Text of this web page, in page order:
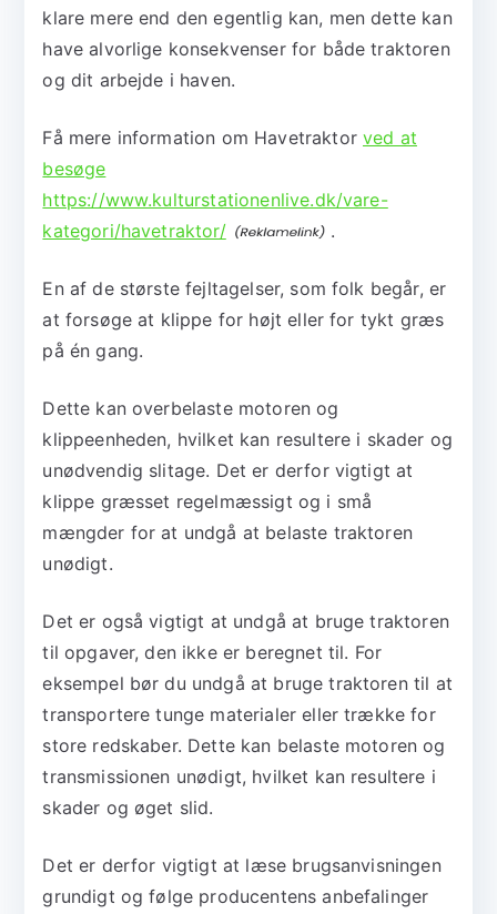
klare mere end den egentlig kan, men dette kan
have alvorlige konsekvenser for både traktoren
og dit arbejde i haven.
Få mere information om Havetraktorved at
besøge
https://www.kulturstationenlive.dk/vare-
kategori/havetraktor/
.
En af de største fejltagelser, som folk begår, er
at forsøge at klippe for højt eller for tykt græs
på én gang.
Dette kan overbelaste motoren og
klippeenheden, hvilket kan resultere i skader og
unødvendig slitage. Det er derfor vigtigt at
klippe græsset regelmæssigt og i små
mængder for at undgå at belaste traktoren
unødigt.
Det er også vigtigt at undgå at bruge traktoren
til opgaver, den ikke er beregnet til. For
eksempel bør du undgå at bruge traktoren til at
transportere tunge materialer eller trække for
store redskaber. Dette kan belaste motoren og
transmissionen unødigt, hvilket kan resultere i
skader og øget slid.
Det er derfor vigtigt at læse brugsanvisningen
grundigt og følge producentens anbefalinger